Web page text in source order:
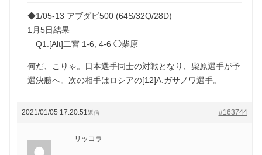
◆1/05-13 アブダビ500 (64S/32Q/28D)
1月5日結果
Q1:[Alt]二宮 1-6, 4-6 ◯柴原
何だ、こりゃ。日本選手同士の対戦となり、柴原選手が予
選決勝へ。次の相手はロシアの[12]A.ガサノワ選手。
2021/01/05 17:20:51 #163744
返信
リッコラ